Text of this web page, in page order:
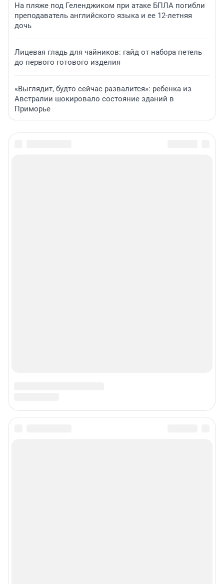
На пляже под Геленджиком при атаке БПЛА погибли
преподаватель английского языка и ее 12-летняя
дочь
Лицевая гладь для чайников: гайд от набора петель
до первого готового изделия
«Выглядит, будто сейчас развалится»: ребенка из
Австралии шокировало состояние зданий в
Приморье